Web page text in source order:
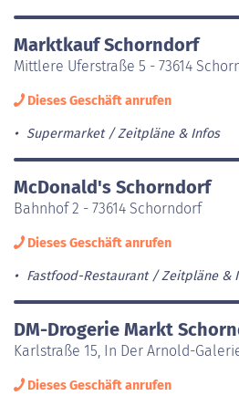
Marktkauf Schorndorf
Mittlere Uferstraße 5 - 73614
Dieses Geschäft anrufen
Supermarket Zeitpläne & Infos
McDonald's Schorndorf
Bahnhof 2 - 73614 Schorndorf
Dieses Geschäft anrufen
Fastfood-Restaurant Zeitpläne &
DM-Drogerie Markt
Karlstraße 15, In Der Arnold-
Dieses Geschäft anrufen